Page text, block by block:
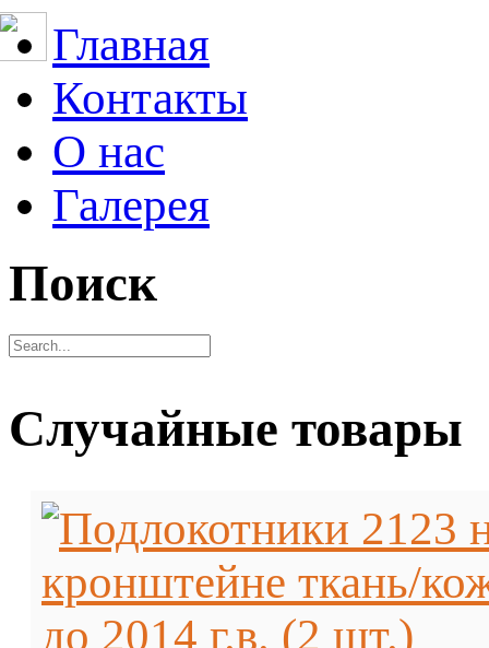
Главная
Контакты
О нас
Галерея
Поиск
Случайные товары